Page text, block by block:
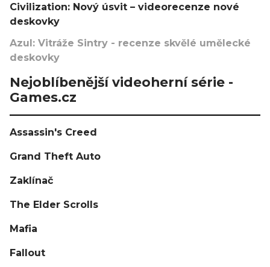
Civilization: Nový úsvit – videorecenze nové
deskovky
Azul: Vitráže Sintry - recenze skvělé umělecké
deskovky
Nejoblíbenější videoherní série -
Games.cz
Assassin's Creed
Grand Theft Auto
Zaklínač
The Elder Scrolls
Mafia
Fallout